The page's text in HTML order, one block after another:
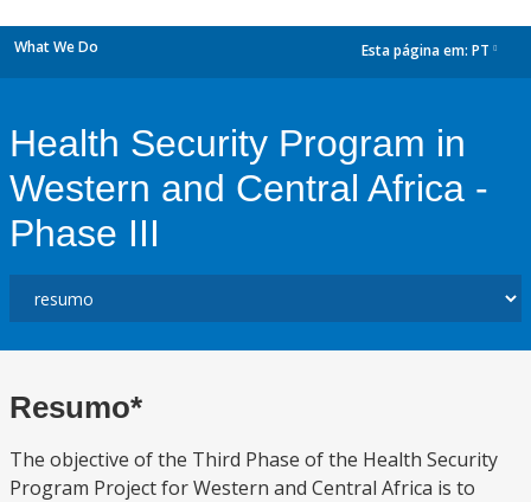
What We Do Esta página em: PT
Health Security Program in
Western and Central Africa -
Phase III
Resumo*
The objective of the Third Phase of the Health Security
Program Project for Western and Central Africa is to